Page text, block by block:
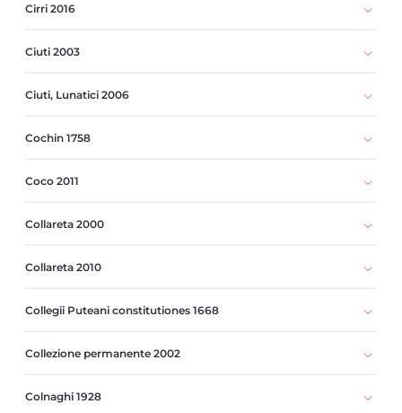
Cirri 2016
Ciuti 2003
Ciuti, Lunatici 2006
Cochin 1758
Coco 2011
Collareta 2000
Collareta 2010
Collegii Puteani constitutiones 1668
Collezione permanente 2002
Colnaghi 1928